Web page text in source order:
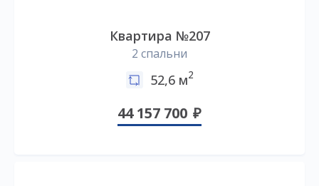
Квартира №207
2 спальни
52,6 м2
44 157 700